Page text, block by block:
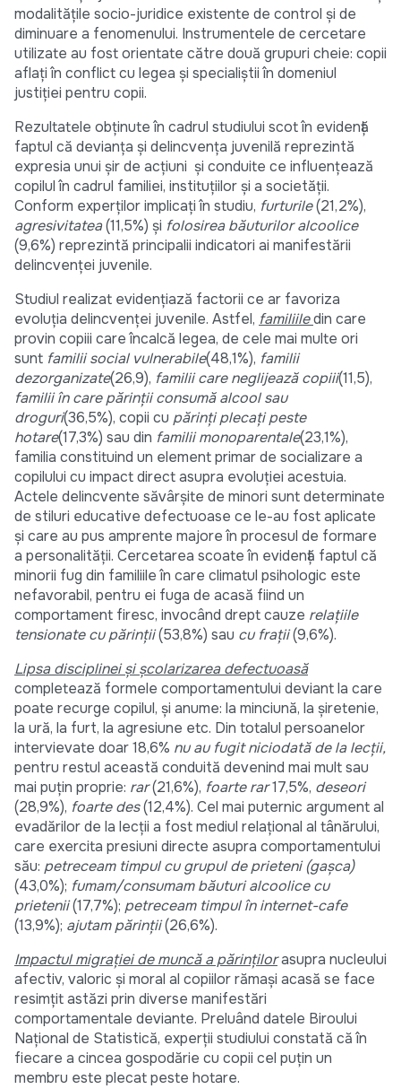
modalitățile socio-juridice existente de control și de
diminuare a fenomenului. Instrumentele de cercetare
utilizate au fost orientate către două grupuri cheie: copii
aflați în conflict cu legea și specialiștii în domeniul
justiției pentru copii.
Rezultatele obținute în cadrul studiului scot în evidență
faptul că devianța și delincvența juvenilă reprezintă
expresia unui șir de acțiuni și conduite ce influențează
copilul în cadrul familiei, instituțiilor și a societății.
Conform experților implicați în studiu, furturile(21,2%),
agresivitatea(11,5%) și folosirea băuturilor alcoolice
(9,6%) reprezintă principalii indicatori ai manifestării
delincvenței juvenile.
Studiul realizat evidențiază factorii ce ar favoriza
evoluția delincvenței juvenile. Astfel, familiiledin care
provin copiii care încalcă legea, de cele mai multe ori
sunt familii social vulnerabile(48,1%), familii
dezorganizate(26,9), familii care neglijează copiii(11,5),
familii în care părinţii consumă alcool sau
droguri(36,5%), copii cu părinţi plecaţi peste
hotare(17,3%) sau din familii monoparentale(23,1%),
familia constituind un element primar de socializare a
copilului cu impact direct asupra evoluţiei acestuia.
Actele delincvente săvârşite de minori sunt determinate
de stiluri educative defectuoase ce le-au fost aplicate
şi care au pus amprente majore în procesul de formare
a personalităţii. Cercetarea scoate în evidenţă faptul că
minorii fug din familiile în care climatul psihologic este
nefavorabil, pentru ei fuga de acasă fiind un
comportament firesc, invocând drept cauze relaţiile
tensionate cu părinţii(53,8%) sau cu fraţii(9,6%).
Lipsa disciplinei şi școlarizarea defectuoasă
completează formele comportamentului deviant la care
poate recurge copilul, şi anume: la minciună, la şiretenie,
la ură, la furt, la agresiune etc. Din totalul persoanelor
intervievate doar 18,6% nu au fugit niciodată de la lecţii,
pentru restul această conduită devenind mai mult sau
mai puţin proprie: rar(21,6%), foarte rar17,5%, deseori
(28,9%), foarte des(12,4%). Cel mai puternic argument al
evadărilor de la lecţii a fost mediul relaţional al tânărului,
care exercita presiuni directe asupra comportamentului
său: petreceam timpul cu grupul de prieteni (gaşca)
(43,0%); fumam/consumam băuturi alcoolice cu
prietenii(17,7%); petreceam timpul în internet-cafe
(13,9%); ajutam părinţii(26,6%).
Impactul migraţiei de muncă a părinţilorasupra nucleului
afectiv, valoric şi moral al copiilor rămaşi acasă se face
resimţit astăzi prin diverse manifestări
comportamentale deviante. Preluând datele Biroului
Naţional de Statistică, experții studiului constată că în
fiecare a cincea gospodărie cu copii cel puţin un
membru este plecat peste hotare.